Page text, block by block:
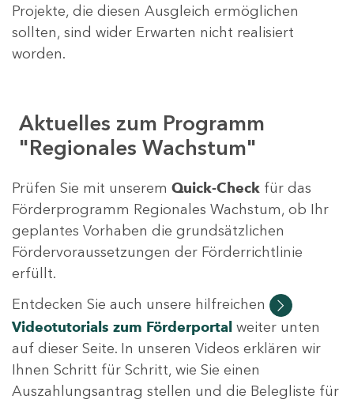
Projekte, die diesen Ausgleich ermöglichen
sollten, sind wider Erwarten nicht realisiert
worden.
Aktuelles zum Programm
"Regionales Wachstum"
Prüfen Sie mit unserem Quick-Check für das
Förderprogramm Regionales Wachstum, ob Ihr
geplantes Vorhaben die grundsätzlichen
Fördervoraussetzungen der Förderrichtlinie
erfüllt.
Entdecken Sie auch unsere hilfreichen
Videotutorials zum Förderportal weiter unten
auf dieser Seite. In unseren Videos erklären wir
Ihnen Schritt für Schritt, wie Sie einen
Auszahlungsantrag stellen und die Belegliste für